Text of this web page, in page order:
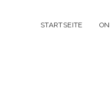
STARTSEITE